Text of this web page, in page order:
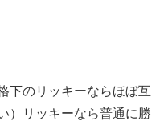
下のリッキーならほぼ互
）リッキーなら普通に勝